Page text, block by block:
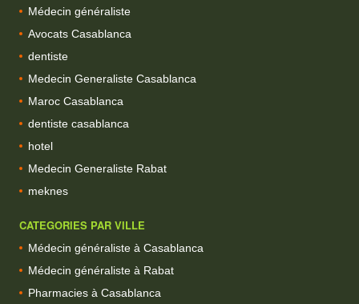
Médecin généraliste
Avocats Casablanca
dentiste
Medecin Generaliste Casablanca
Maroc Casablanca
dentiste casablanca
hotel
Medecin Generaliste Rabat
meknes
CATEGORIES PAR VILLE
Médecin généraliste à Casablanca
Médecin généraliste à Rabat
Pharmacies à Casablanca